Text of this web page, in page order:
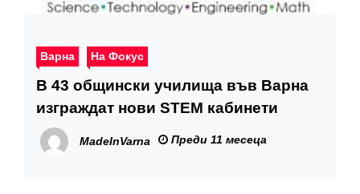
Варна На Фокус
В 43 общински училища във Варна
изграждат нови STEM кабинети
MadeInVarna Преди 11 месеца